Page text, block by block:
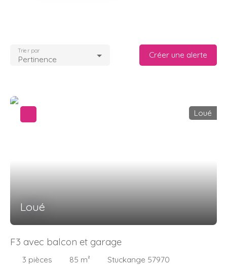
Pertinence
Trier par Créer une alerte
Loué
Loué
F3 avec balcon et garage
3 pièces 85 m²
Stuckange 57970